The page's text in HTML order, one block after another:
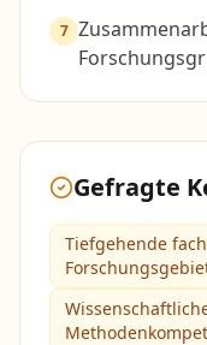
7
Gefragte
Tiefgehende